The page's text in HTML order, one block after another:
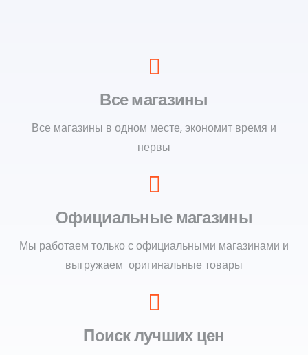
Все магазины
Все магазины в одном месте, экономит время и
нервы
Официальные магазины
Мы работаем только с официальными магазинами и
выгружаем оригинальные товары
Поиск лучших цен